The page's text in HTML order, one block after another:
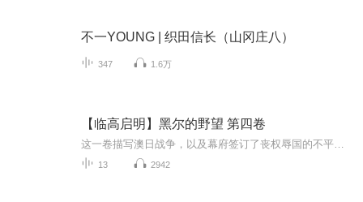
不一YOUNG | 织田信长（山冈庄八）
347 1.6万
【临高启明】黑尔的野望 第四卷
13 2942